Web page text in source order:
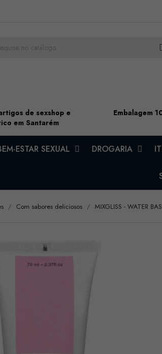
de sexshop e
em Santarém
Embalagem
ESTAR SEXUAL DROGARIA
Com sabores deliciosos MIXGLISS - WATER